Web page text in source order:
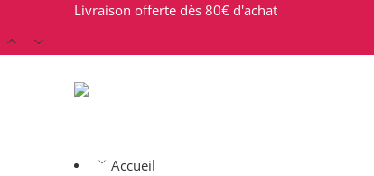
Livraison offerte dès 80€ d'achat
Accueil